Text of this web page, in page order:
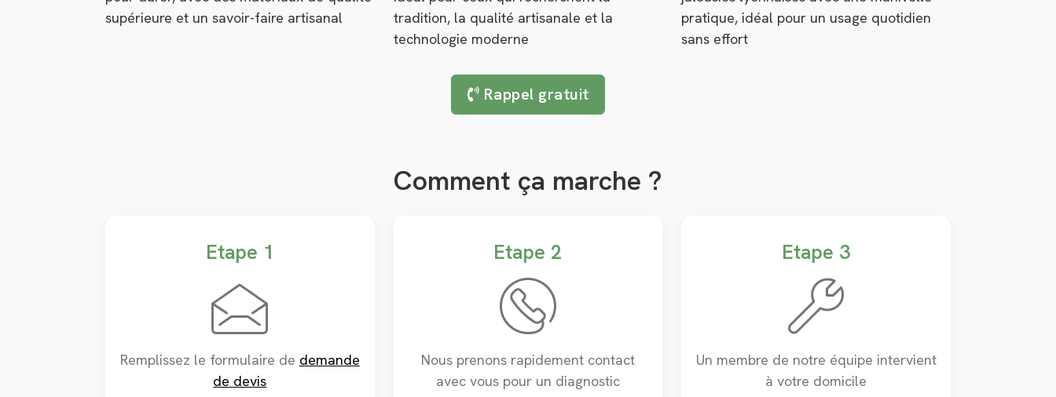
supérieure et un savoir-faire artisanal
tradition, la qualité artisanale et la
technologie moderne
pratique, idéal pour un usage quotidien
sans effort
Rappel gratuit
Comment ça marche ?
Etape 1
Remplissez le formulaire de demande
de devis
Etape 2
Nous prenons rapidement contact
avec vous pour un diagnostic
Etape 3
Un membre de notre équipe intervient
à votre domicile